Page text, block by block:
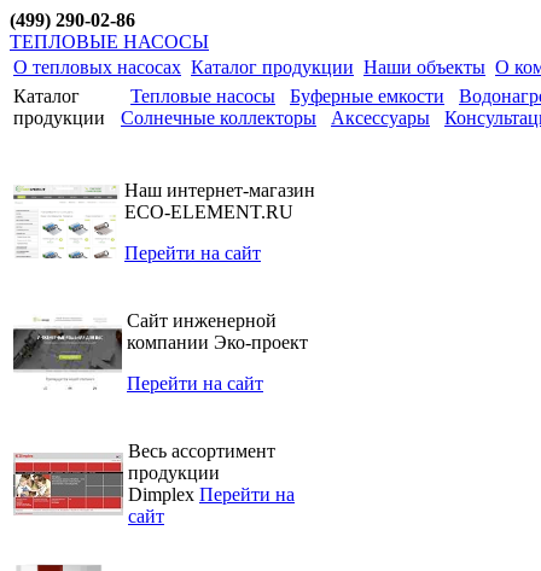
(499) 290-02-86
ТЕПЛОВЫЕ НАСОСЫ
О тепловых насосах Каталог продукции Наши объекты О
Каталог
продукции
Тепловые насосы Буферные емкости
Солнечные коллекторы
Аксессуары
Наш интернет-магазин
ECO-ELEMENT.RU
Перейти на сайт
Сайт инженерной
компании Эко-проект
Перейти на сайт
Весь ассортимент
продукции
Dimplex Перейти на
сайт